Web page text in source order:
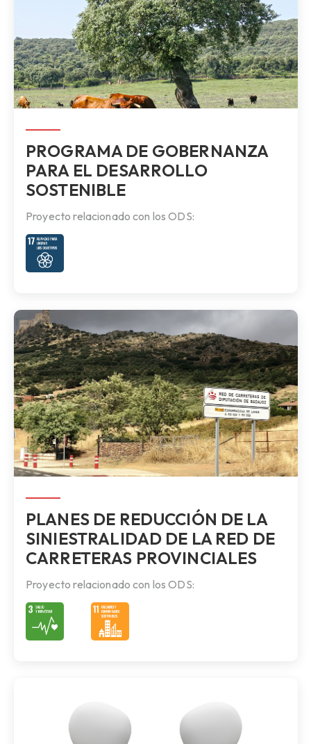
PROGRAMA DE GOBERNANZA
PARA EL DESARROLLO
SOSTENIBLE
Proyecto relacionado con los ODS:
PLANES DE REDUCCIÓN DE LA
SINIESTRALIDAD DE LA RED DE
CARRETERAS PROVINCIALES
Proyecto relacionado con los ODS: